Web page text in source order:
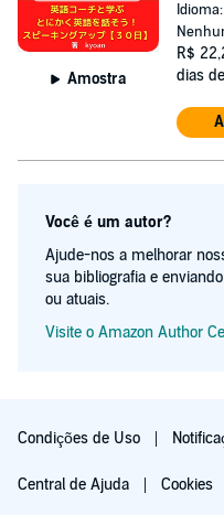
Amostra
R$
dias
Você é um autor?
Ajude-nos a melhorar
sua bibliografia e
ou atuais.
Visite o Amazon Author
Condições de Uso
Central de Ajuda Cookies